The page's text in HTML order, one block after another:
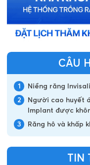
CÂU
1
Niềng răng
2
Người cao huyết
Implant được
3
Răng hô và khấp
TIN